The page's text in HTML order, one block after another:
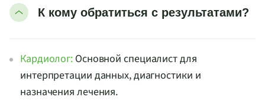
К кому обратиться с результатами?
Кардиолог: Основной специалист для
интерпретации данных, диагностики и
назначения лечения.